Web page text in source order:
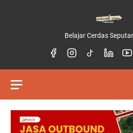
Belajar Cerdas